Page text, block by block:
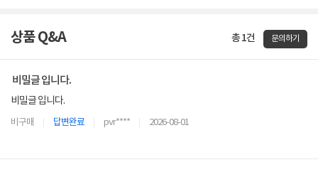
상품 Q&A 총 1건 문의하기
비밀글 입니다.
비밀글 입니다.
비구매 답변완료 pvr**** 2026-08-01